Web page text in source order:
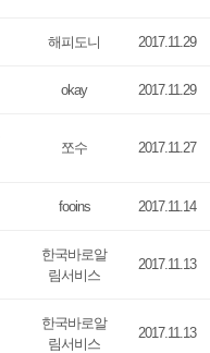
해피도니 2017.11.29
okay 2017.11.29
쪼수 2017.11.27
fooins 2017.11.14
한국바로알
림서비스
2017.11.13
한국바로알
림서비스
2017.11.13